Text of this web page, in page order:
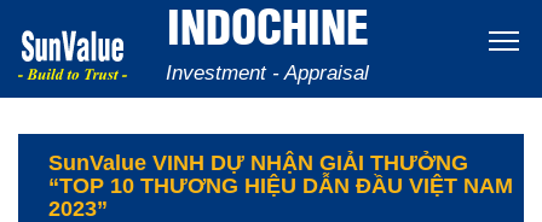
INDOCHINE
Investment - Appraisal
SunValue VINH DỰ NHẬN GIẢI THƯỞNG
“TOP 10 THƯƠNG HIỆU DẪN ĐẦU VIỆT NAM
2023”